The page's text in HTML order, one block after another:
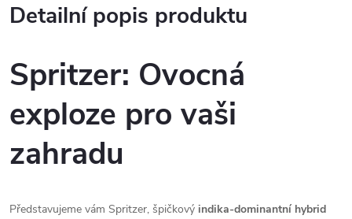
Detailní popis produktu
Spritzer: Ovocná
exploze pro vaši
zahradu
Představujeme vám Spritzer, špičkový indika-dominantní hybrid